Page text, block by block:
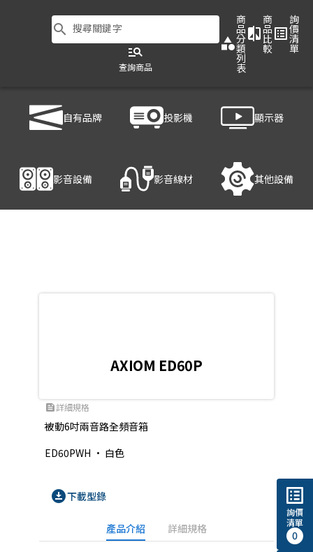
search 搜尋關鍵字
manage_search
查詢商品
category
商
品
分
類
列
表
compare
商
品
比
較
list_alt
詢
價
清
單
自有品牌 投影機 顯示器
影音設備 影音線材 其他設備
產品細節
AXIOM ED60P
feed詳細規格
被動6吋兩音路全頻音箱
ED60PWH • 白色
download_for_offline下載型錄
產品介紹 詳細規格
list_alt
詢價
清單
0